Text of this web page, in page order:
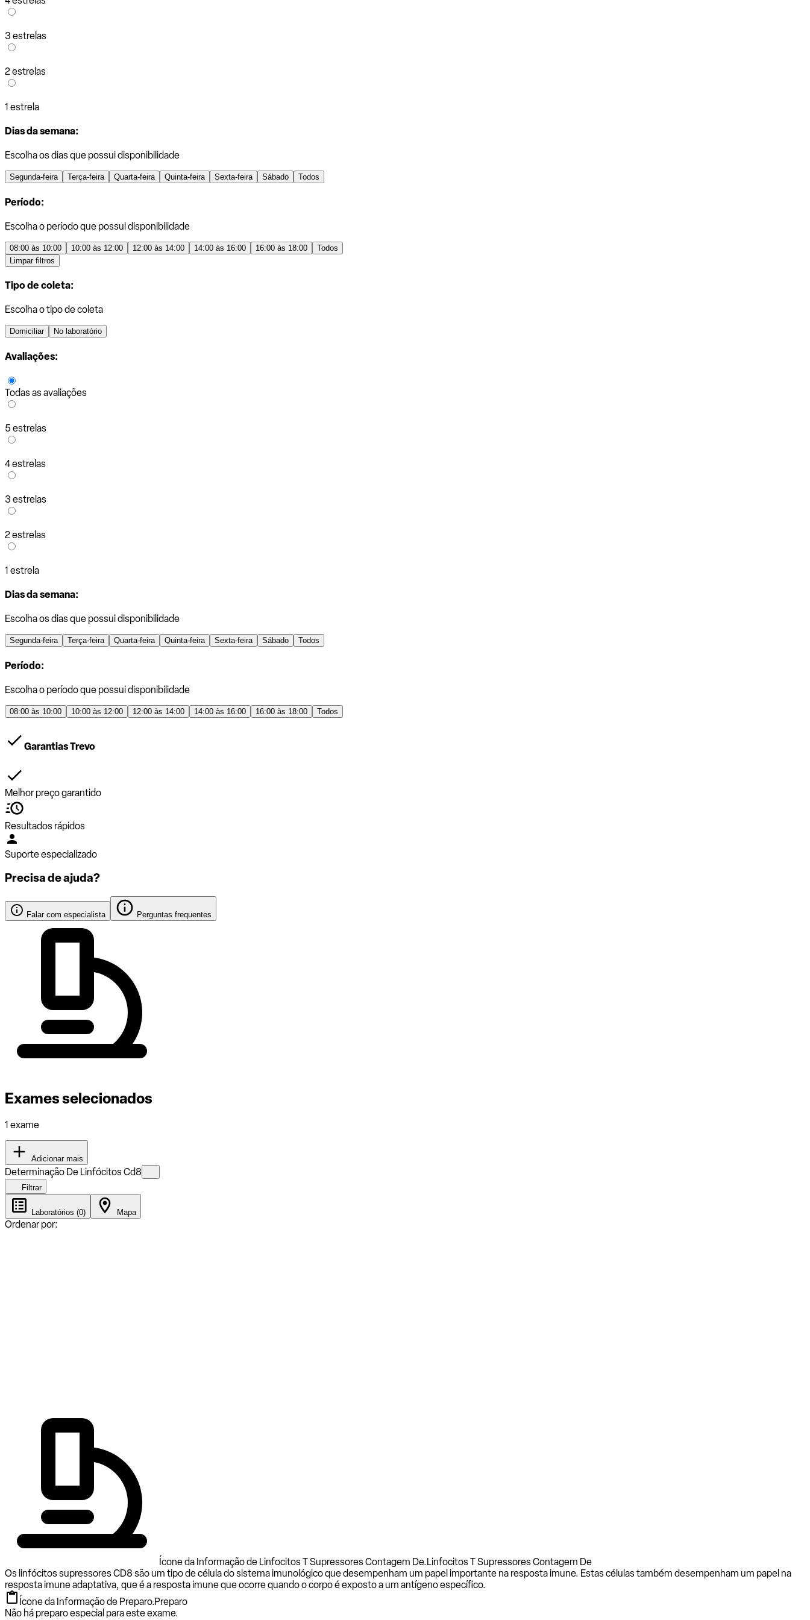
3 estrelas
2 estrelas
1 estrela
Dias da semana:
Escolha os dias que possui disponibilidade
Segunda-feira Terça-feira Quarta-feira Quinta-feira Sexta-feira Sábado Todos
Período:
Escolha o período que possui disponibilidade
08:00 às 10:00 10:00 às 12:00 12:00 às 14:00 14:00 às 16:00 16:00 às 18:00
Todos
Limpar filtros
Tipo de coleta:
Escolha o tipo de coleta
Domiciliar No laboratório
Avaliações:
Todas as avaliações
5 estrelas
4 estrelas
3 estrelas
2 estrelas
1 estrela
Dias da semana:
Escolha os dias que possui disponibilidade
Segunda-feira Terça-feira Quarta-feira Quinta-feira Sexta-feira Sábado Todos
Período:
Escolha o período que possui disponibilidade
08:00 às 10:00 10:00 às 12:00 12:00 às 14:00 14:00 às 16:00 16:00 às 18:00 Todos
Garantias Trevo
Melhor preço garantido
Resultados rápidos
Suporte especializado
Precisa de ajuda?
Falar com especialista Perguntas frequentes
Exames selecionados
1 exame
Adicionar mais
Determinação De Linfócitos Cd8
Filtrar
Laboratórios (0) Mapa
Ordenar por:
Ícone da Informação de Linfocitos T Supressores Contagem De.Linfocitos T Supressores Contagem De
Os linfócitos supressores CD8 são um tipo de célula do sistema imunológico que desempenham um papel importante na resposta imune. Estas células também desempenham um papel na
resposta imune adaptativa, que é a resposta imune que ocorre quando o corpo é exposto a um antígeno específico.
Ícone da Informação de Preparo.Preparo
Não há preparo especial para este exame.